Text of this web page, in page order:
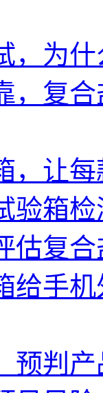
，为
，复
，让
验箱
估复
给手
预判